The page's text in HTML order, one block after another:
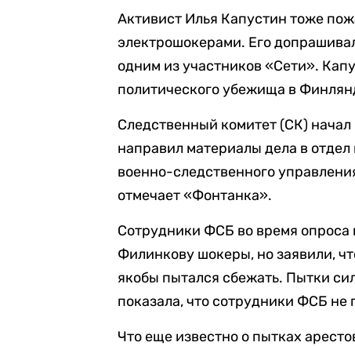
Активист Илья Капустин тоже
электрошокерами. Его
одним из участников «Сети».
политического убежища в
Следственный комитет (СК)
направил материалы дела в
военно-следственного
отмечает «Фонтанка».
Сотрудники ФСБ во время
Филинкову шокеры, но заявили,
якобы пытался сбежать. Пытки
показала, что сотрудники ФСБ
Что еще известно о пытках